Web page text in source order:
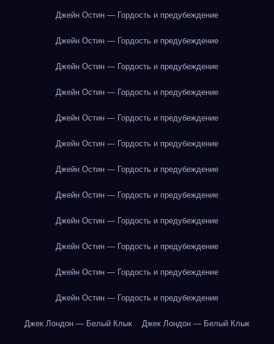
Джейн Остин — Гордость и предубеждение
Джейн Остин — Гордость и предубеждение
Джейн Остин — Гордость и предубеждение
Джейн Остин — Гордость и предубеждение
Джейн Остин — Гордость и предубеждение
Джейн Остин — Гордость и предубеждение
Джейн Остин — Гордость и предубеждение
Джейн Остин — Гордость и предубеждение
Джейн Остин — Гордость и предубеждение
Джейн Остин — Гордость и предубеждение
Джейн Остин — Гордость и предубеждение
Джейн Остин — Гордость и предубеждение
Джек Лондон — Белый Клык Джек Лондон — Белый Клык